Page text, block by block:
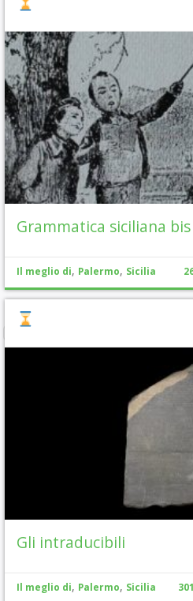
Grammatica siciliana bis
Il meglio di, Palermo, Sicilia
Gli intraducibili
Il meglio di, Palermo, Sicilia